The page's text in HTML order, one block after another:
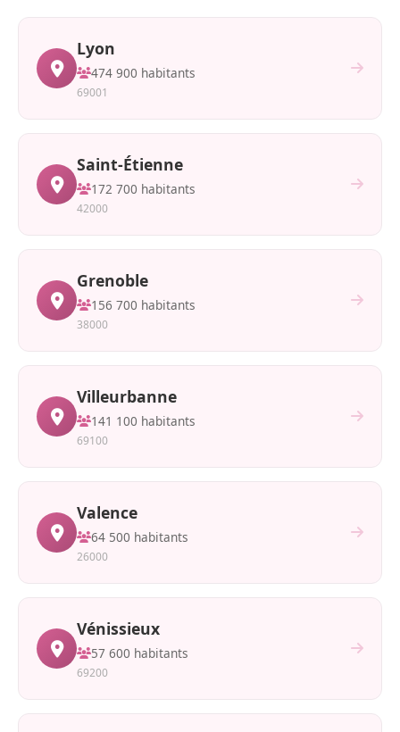
Lyon
474 900 habitants
69001
Saint-Étienne
172 700 habitants
42000
Grenoble
156 700 habitants
38000
Villeurbanne
141 100 habitants
69100
Valence
64 500 habitants
26000
Vénissieux
57 600 habitants
69200